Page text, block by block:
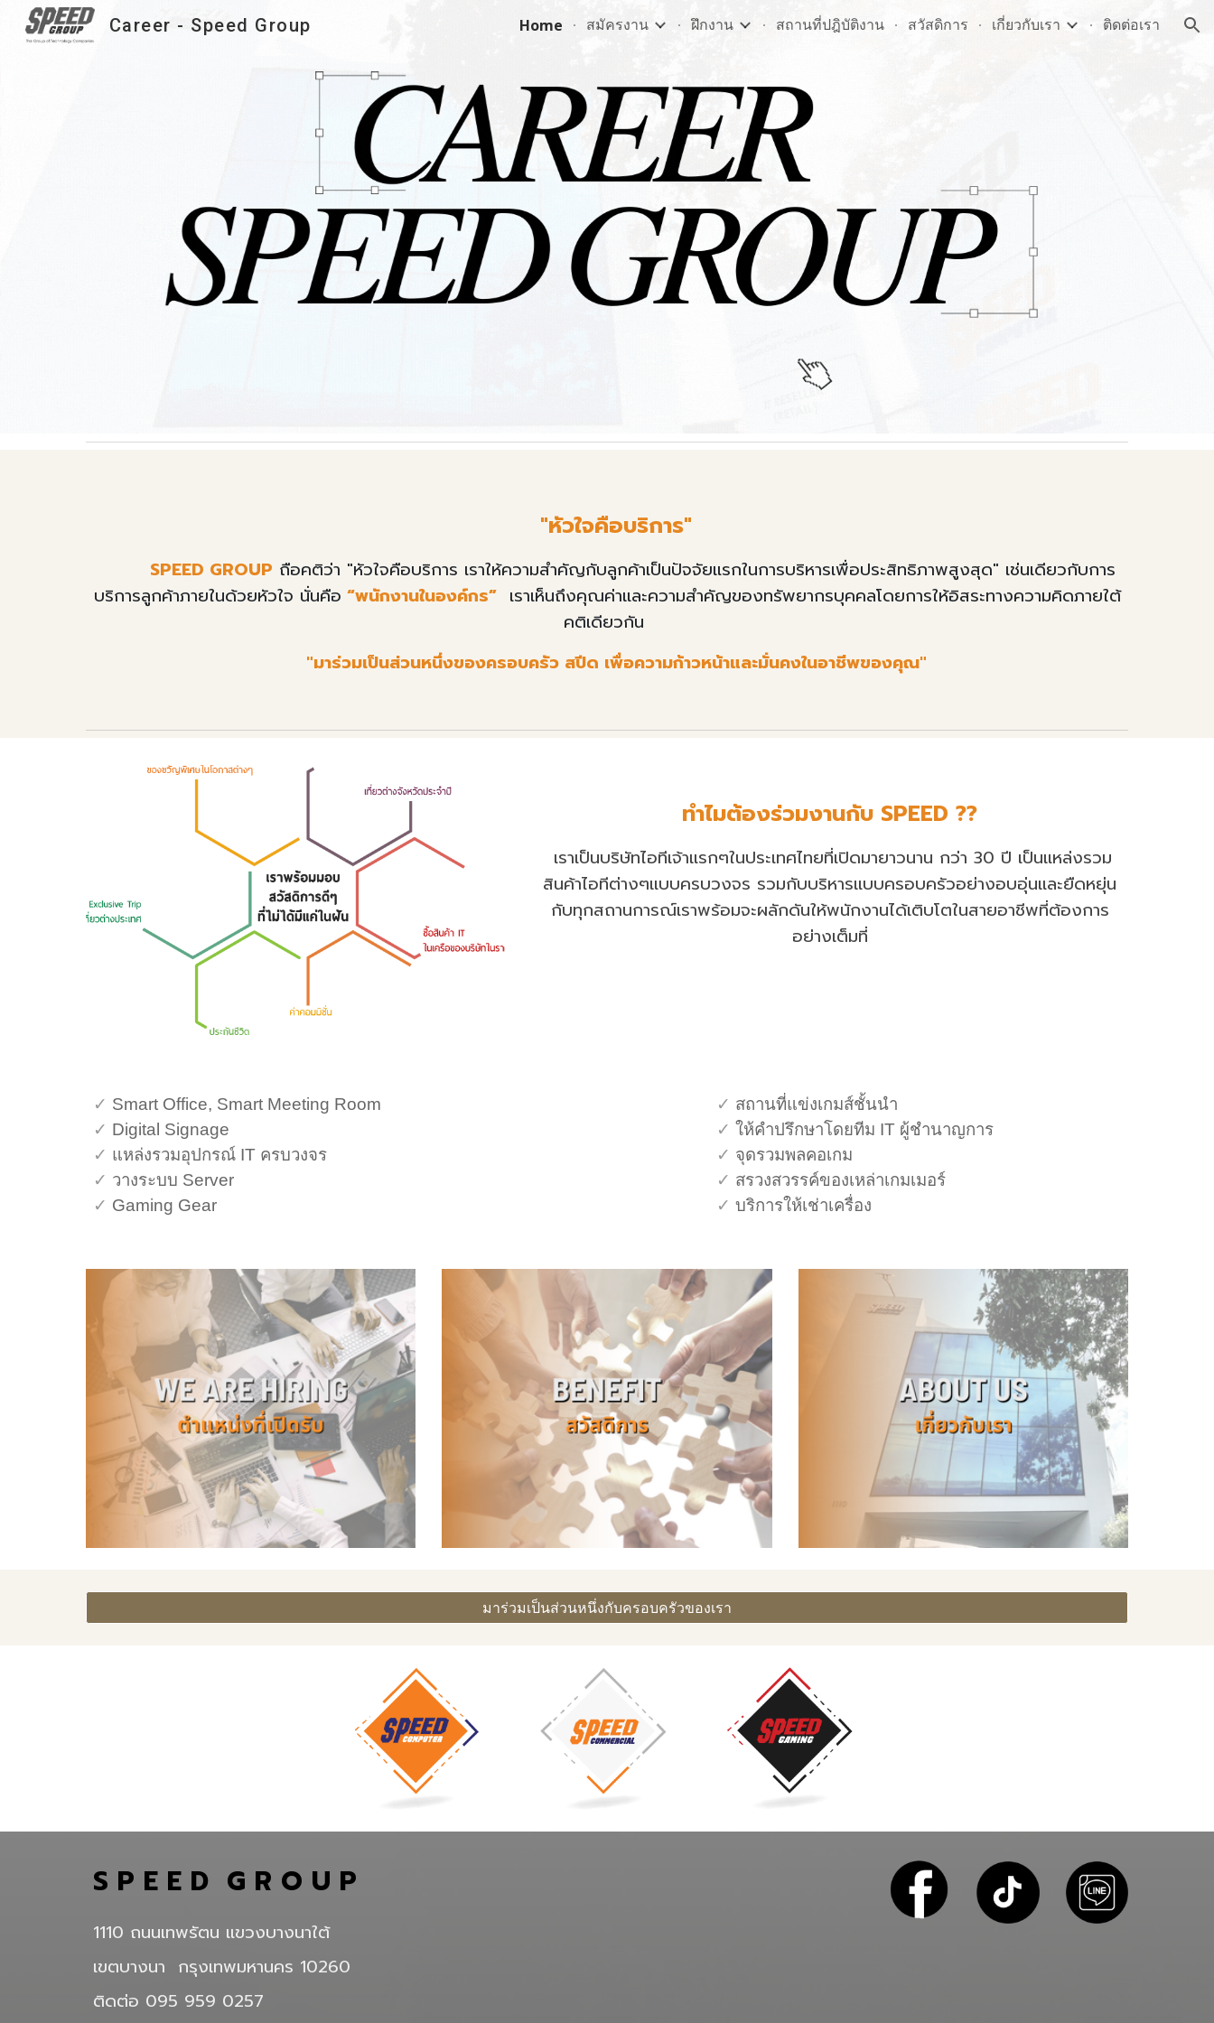
Skip to navigation
Career - Speed Group Home สมัครงาน ฝึกงาน สถานที่ปฎิบัติงาน สวัสดิการ เกี่ยวกับเรา ติดต่อเรา
"หัวใจคือบริการ"
SPEED GROUP ถือคติว่า "หัวใจคือบริการ เราให้ความสำคัญกับลูกค้าเป็นปัจจัยแรกในการบริหารเพื่อประสิทธิภาพสูงสุด" เช่นเดียวกับการ
บริการลูกค้าภายในด้วยหัวใจ นั่นคือ “พนักงานในองค์กร” เราเห็นถึงคุณค่าและความสำคัญของทรัพยากรบุคคลโดยการให้อิสระทางความคิดภายใต้
คติเดียวกัน
"มาร่วมเป็นส่วนหนึงของครอบครัว สปีด เพื่อความก้าวหน้าและมั่นคงในอาชีพของคุณ"
ทำไมต้องร่วมงานกับ SPEED ??
เราเป็นบริษัทไอทีเจ้าแรกๆในประเทศไทยที่เปิดมายาวนาน กว่า30 ปี เป็นแหล่งรวม
สินค้าไอทีต่างๆแบบครบวงจร รวมกับบริหารแบบครอบครัวอย่างอบอุ่นและยืดหยุ่น
กับทุกสถานการณเราพร้อมจะผลักดันให้พนักงานได้เติบโตในสายอาชีพที่ต้องการ
อย่างเต็มที่
✓ Smart Office, Smart Meeting Room
✓ Digital Signage
✓ แหล่งรวมอุปกรณ์ IT ครบวงจร
✓ วางระบบ Server
✓ Gaming Gear
✓ สถานที่แข่งเกมส์ชั้นนำ
✓ให้คำปรึกษาโดยทีม IT ผู้ชำนาญการ
✓ จุดรวมพลคอเกม
✓ สรวงสวรรค์ของเหล่าเกมเมอร์
✓บริการให้เช่าเครื่อง
มาร่วมเป็นส่วนหนึ่งกับครอบครัวของเรา
S P E E D G R O U P
1110 ถนนเทพรัตน แขวงบางนาใต้
เขตบางนา กรุงเทพมหานคร 10260
ติดต่อ 095 959 0257